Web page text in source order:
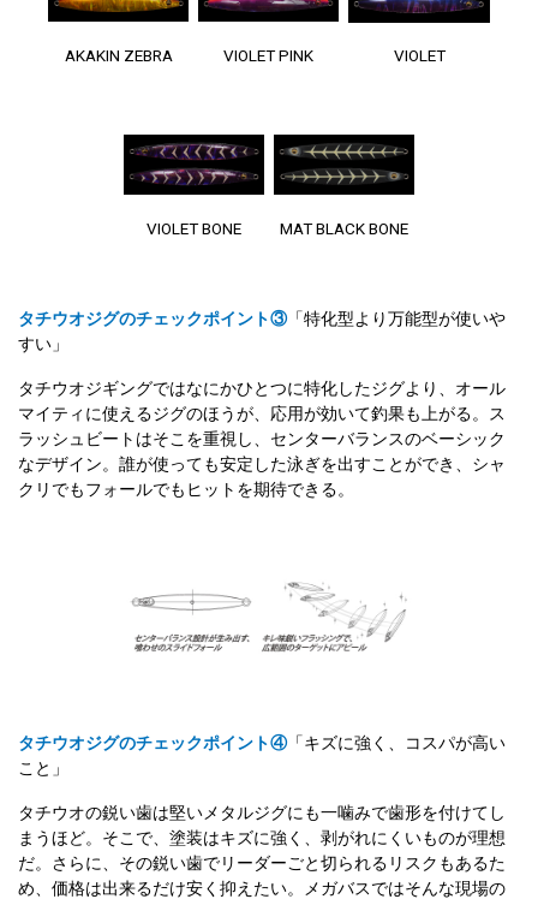
AKAKIN ZEBRA VIOLET PINK VIOLET
VIOLET BONE MAT BLACK BONE
タチウオジグのチェックポイント③「特化型より万能型が使いや
すい」
タチウオジギングではなにかひとつに特化したジグより、オール
マイティに使えるジグのほうが、応用が効いて釣果も上がる。ス
ラッシュビートはそこを重視し、センターバランスのベーシック
なデザイン。誰が使っても安定した泳ぎを出すことができ、シャ
クリでもフォールでもヒットを期待できる。
タチウオジグのチェックポイント④「キズに強く、コスパが高い
こと」
タチウオの鋭い歯は堅いメタルジグにも一噛みで歯形を付けてし
まうほど。そこで、塗装はキズに強く、剥がれにくいものが理想
だ。さらに、その鋭い歯でリーダーごと切られるリスクもあるた
め、価格は出来るだけ安く抑えたい。メガバスではそんな現場の